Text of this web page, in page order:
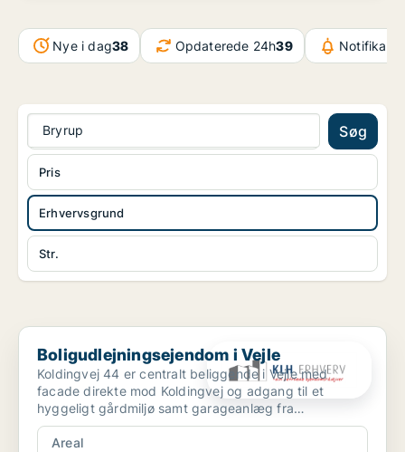
Nye i dag38 Opdaterede 24h39
Bryrup Søg
Erhvervsgrund
Str.
Pris
Boligudlejningsejendom i Vejle
Boligudlejningsejendom i Vejle
Koldingvej 44 er centralt beliggende i Vejle med
facade direkte mod Koldingvej og adgang til et
hyggeligt gårdmiljø samt garageanlæg fra
Bleggaardsgade. Ejen...
Areal